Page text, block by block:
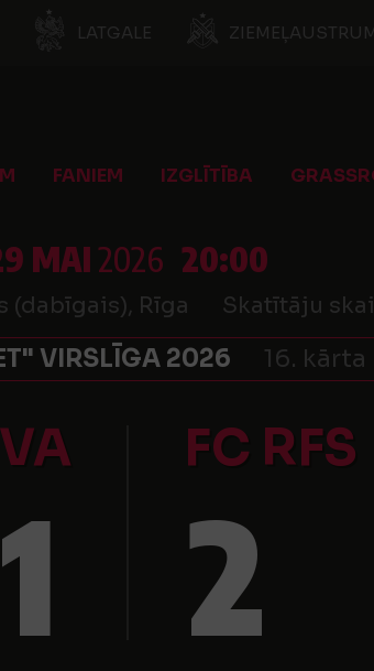
LATGALE
FANIEM IZGLĪTĪBA
MAI2026 20:00
(dabīgais), Rīga Skatītāju
VIRSLĪGA 2026 16. kārta
FC RFS
1 2